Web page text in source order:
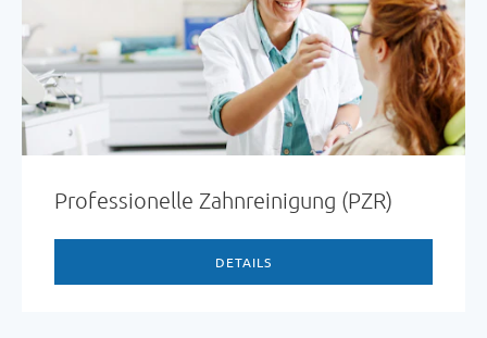
Professionelle Zahnreinigung (PZR)
DETAILS